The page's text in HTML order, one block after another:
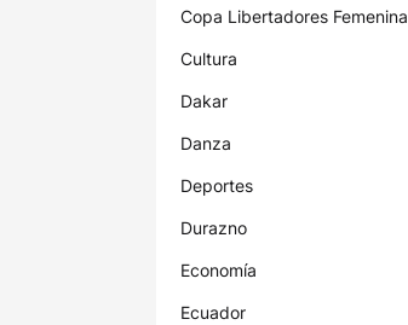
Copa Libertadores Femenina
Cultura
Dakar
Danza
Deportes
Durazno
Economía
Ecuador